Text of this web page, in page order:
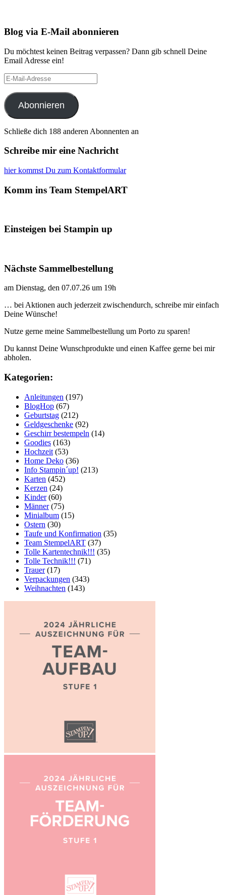
Blog via E-Mail abonnieren
Du möchtest keinen Beitrag verpassen? Dann gib schnell Deine
Email Adresse ein!
E-
Mail-
Adresse
Abonnieren
Schließe dich 188 anderen Abonnenten an
Schreibe mir eine Nachricht
hier kommst Du zum Kontaktformular
Komm ins Team StempelART
Einsteigen bei Stampin up
Nächste Sammelbestellung
am Dienstag, den 07.07.26 um 19h
… bei Aktionen auch jederzeit zwischendurch, schreibe mir einfach
Deine Wünsche!
Nutze gerne meine Sammelbestellung um Porto zu sparen!
Du kannst Deine Wunschprodukte und einen Kaffee gerne bei mir
abholen.
Kategorien:
Anleitungen (197)
BlogHop (67)
Geburtstag (212)
Geldgeschenke (92)
Geschirr bestempeln (14)
Goodies (163)
Hochzeit (53)
Home Deko (36)
Info Stampin´up! (213)
Karten (452)
Kerzen (24)
Kinder(60)
Männer(75)
Minialbum (15)
Ostern (30)
Taufe und Konfirmation (35)
Team StempelART (37)
Tolle Kartentechnik!!! (35)
Tolle Technik!!! (71)
Trauer(17)
Verpackungen (343)
Weihnachten (143)